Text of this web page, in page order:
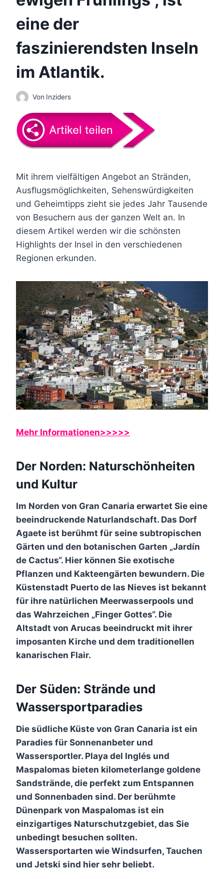
eine der
faszinierendsten Inseln
im Atlantik.
Von Inziders
Mit ihrem vielfältigen Angebot an Stränden,
Ausflugsmöglichkeiten, Sehenswürdigkeiten
und Geheimtipps zieht sie jedes Jahr Tausende
von Besuchern aus der ganzen Welt an. In
diesem Artikel werden wir die schönsten
Highlights der Insel in den verschiedenen
Regionen erkunden.
Mehr Informationen>>>>>
Der Norden: Naturschönheiten
und Kultur
Im Norden von Gran Canaria erwartet Sie eine
beeindruckende Naturlandschaft. Das Dorf
Agaete ist berühmt für seine subtropischen
Gärten und den botanischen Garten „Jardín
de Cactus“. Hier können Sie exotische
Pflanzen und Kakteengärten bewundern. Die
Küstenstadt Puerto de las Nieves ist bekannt
für ihre natürlichen Meerwasserpools und
das Wahrzeichen „Finger Gottes“. Die
Altstadt von Arucas beeindruckt mit ihrer
imposanten Kirche und dem traditionellen
kanarischen Flair.
Der Süden: Strände und
Wassersportparadies
Die südliche Küste von Gran Canaria ist ein
Paradies für Sonnenanbeter und
Wassersportler. Playa del Inglés und
Maspalomas bieten kilometerlange goldene
Sandstrände, die perfekt zum Entspannen
und Sonnenbaden sind. Der berühmte
Dünenpark von Maspalomas ist ein
einzigartiges Naturschutzgebiet, das Sie
unbedingt besuchen sollten.
Wassersportarten wie Windsurfen, Tauchen
und Jetski sind hier sehr beliebt.